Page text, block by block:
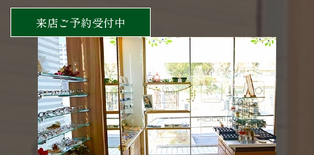
来店ご予約受付中